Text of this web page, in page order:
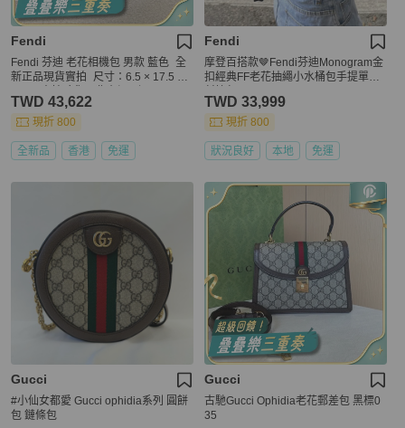
Fendi
Fendi 芬迪 老花相機包 男款 藍色 全
新正品現貨實拍 尺寸：6.5 × 17.5 × 1
TWD 43,622
現折 800
全新品 香港 免運
Fendi
摩登百搭款🤎Fendi芬迪Monogram金
扣經典FF老花抽繩小水桶包手提單肩
TWD 33,999
現折 800
狀況良好 本地 免運
Gucci
#小仙女都愛 Gucci ophidia系列 圓餅
包 鏈條包
Gucci
古馳Gucci Ophidia老花郵差包 黑標0
35